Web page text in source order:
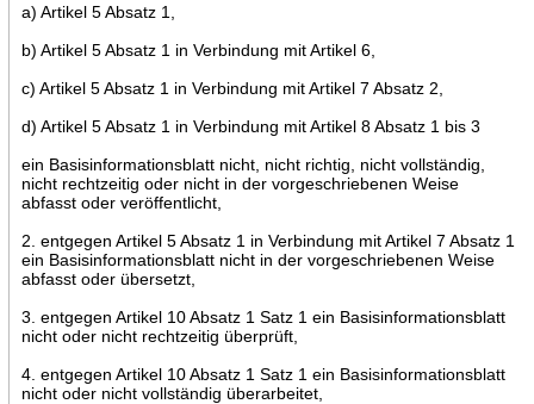
a) Artikel 5 Absatz 1,
b) Artikel 5 Absatz 1 in Verbindung mit Artikel 6,
c) Artikel 5 Absatz 1 in Verbindung mit Artikel 7 Absatz 2,
d) Artikel 5 Absatz 1 in Verbindung mit Artikel 8 Absatz 1 bis 3
ein Basisinformationsblatt nicht, nicht richtig, nicht vollständig,
nicht rechtzeitig oder nicht in der vorgeschriebenen Weise
abfasst oder veröffentlicht,
2. entgegen Artikel 5 Absatz 1 in Verbindung mit Artikel 7 Absatz 1
ein Basisinformationsblatt nicht in der vorgeschriebenen Weise
abfasst oder übersetzt,
3. entgegen Artikel 10 Absatz 1 Satz 1 ein Basisinformationsblatt
nicht oder nicht rechtzeitig überprüft,
4. entgegen Artikel 10 Absatz 1 Satz 1 ein Basisinformationsblatt
nicht oder nicht vollständig überarbeitet,